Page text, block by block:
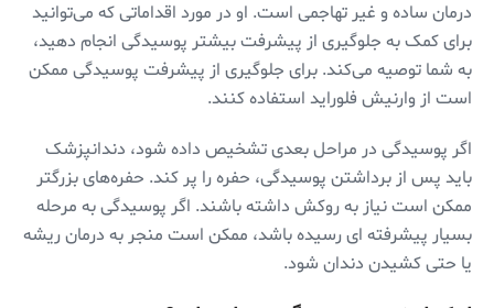
درمان ساده و غیر تهاجمی است. او در مورد اقداماتی که می‌توانید
برای کمک به جلوگیری از پیشرفت بیشتر پوسیدگی انجام دهید،
به شما توصیه می‌کند. برای جلوگیری از پیشرفت پوسیدگی ممکن
است از وارنیش فلوراید استفاده کنند.
اگر پوسیدگی در مراحل بعدی تشخیص داده شود، دندانپزشک
باید پس از برداشتن پوسیدگی، حفره را پر کند. حفره‌های بزرگتر
ممکن است نیاز به روکش داشته باشند. اگر پوسیدگی به مرحله
بسیار پیشرفته ای رسیده باشد، ممکن است منجر به درمان ریشه
یا حتی کشیدن دندان شود.